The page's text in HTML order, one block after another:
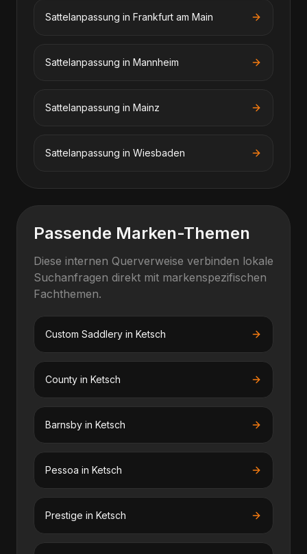
Sattelanpassung in Frankfurt am Main
Sattelanpassung in Mannheim
Sattelanpassung in Mainz
Sattelanpassung in Wiesbaden
Passende Marken-Themen
Diese internen Querverweise verbinden lokale
Suchanfragen direkt mit markenspezifischen
Fachthemen.
Custom Saddlery in Ketsch
County in Ketsch
Barnsby in Ketsch
Pessoa in Ketsch
Prestige in Ketsch